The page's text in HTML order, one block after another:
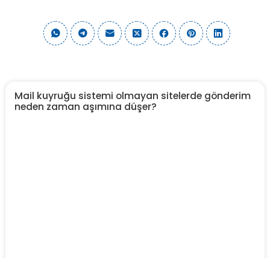
Mail kuyruğu sistemi olmayan sitelerde gönderim
neden zaman aşımına düşer?